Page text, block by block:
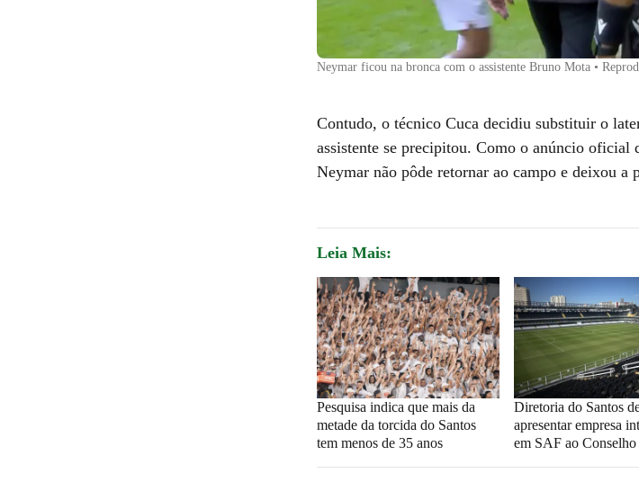
Neymar ficou na bronca com o assistente Bruno Mota •
Contudo, o técnico Cuca decidiu substituir o
assistente se precipitou. Como o anúncio oficial
Neymar não pôde retornar ao campo e deixou a
Leia Mais:
Pesquisa indica que mais da
metade da torcida do Santos
tem menos de 35 anos
Diretoria do Santos
apresentar empresa
em SAF ao Conselho